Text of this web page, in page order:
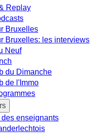
Replay
Bruxelles
Bruxelles: les interviews
Neuf
du Dimanche
de l'Immo
enseignants